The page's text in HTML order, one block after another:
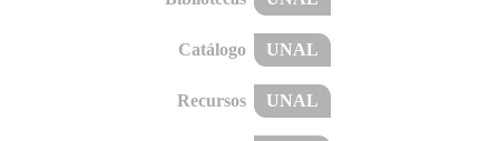
Catálogo UNAL
Recursos UNAL